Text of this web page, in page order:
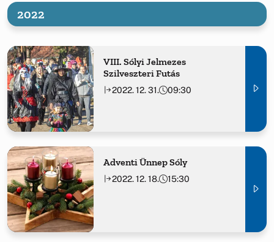
2022
VIII. Sólyi Jelmezes
Szilveszteri Futás
2022. 12. 31. 09:30
Adventi Ünnep Sóly
2022. 12. 18. 15:30